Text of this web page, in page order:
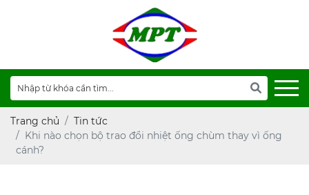
Trang chủ
Tin tức
Khi nào chọn bộ trao đổi nhiệt ống chùm thay vì ống
cánh?